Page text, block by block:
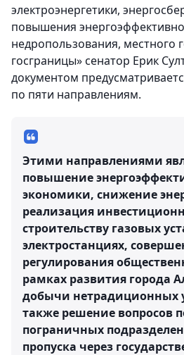
электроэнергетики,
повышения
недропользования, местного
госграницы» сенатор Ерик
документом
по пяти направлениям.
Этими направлениями
повышение
экономики, снижение
реализация
строительству газовых
электростанциях,
регулирования
рамках развития города
добычи нетрадиционных
также решение вопросов
пограничных
пропуска через